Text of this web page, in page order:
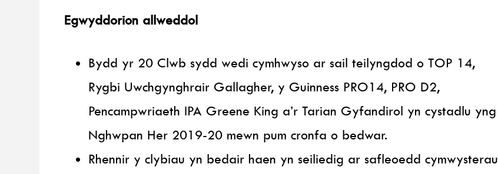
Egwyddorion allweddol
Bydd yr 20 Clwb sydd wedi cymhwyso ar sail teilyngdod o TOP 14,
Rygbi Uwchgynghrair Gallagher, y Guinness PRO14, PRO D2,
Pencampwriaeth IPA Greene King a’r Tarian Gyfandirol yn cystadlu yng
Nghwpan Her 2019-20 mewn pum cronfa o bedwar.
Rhennir y clybiau yn bedair haen yn seiliedig ar safleoedd cymwysterau